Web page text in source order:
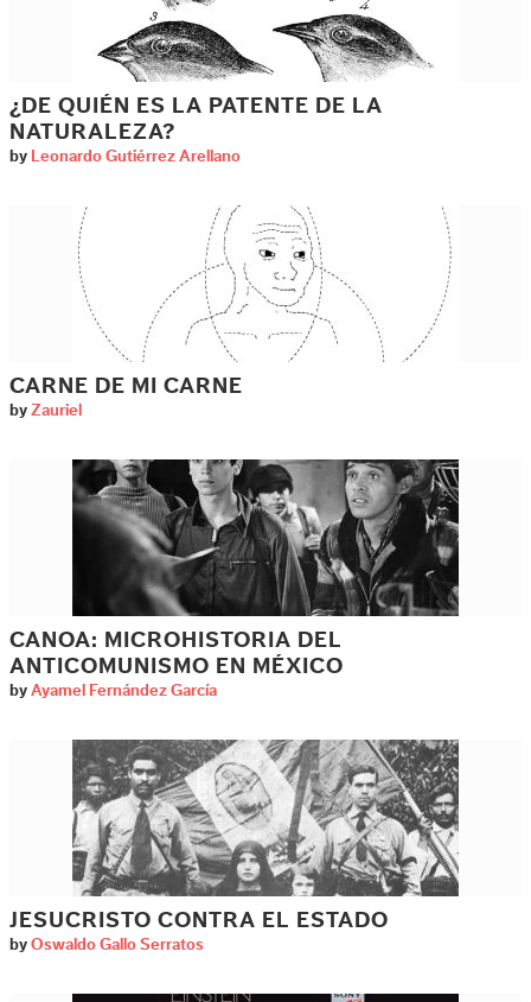
¿DE QUIÉN ES LA PATENTE DE LA
NATURALEZA?
by Leonardo Gutiérrez Arellano
CARNE DE MI CARNE
by Zauriel
CANOA: MICROHISTORIA DEL
ANTICOMUNISMO EN MÉXICO
by Ayamel Fernández García
JESUCRISTO CONTRA EL ESTADO
by Oswaldo Gallo Serratos